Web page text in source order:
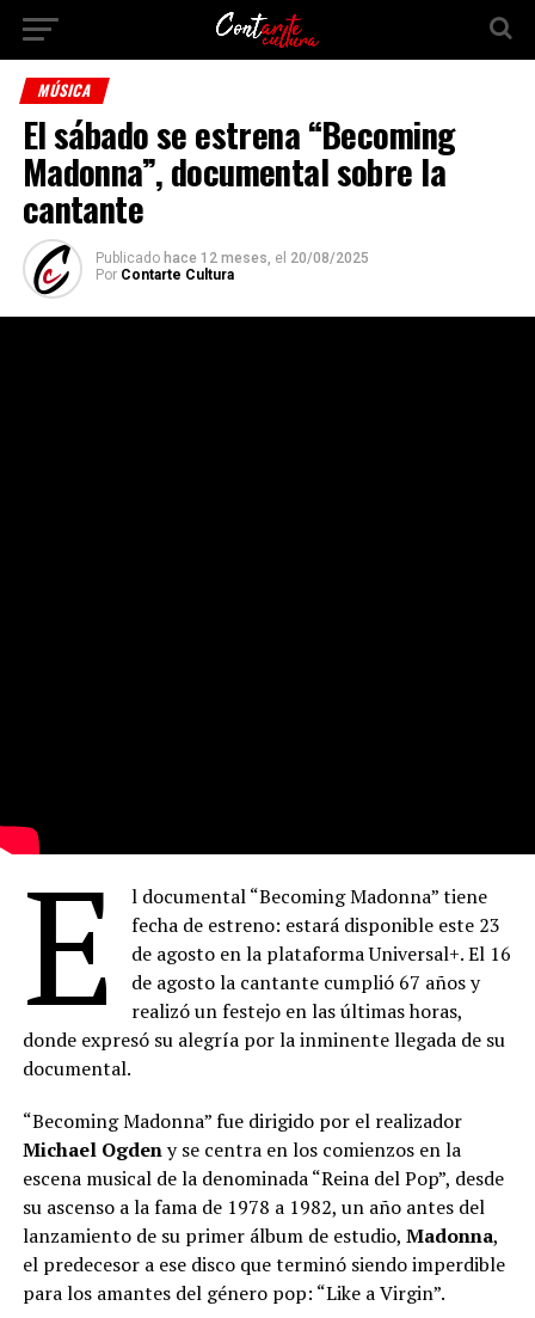
MÚSICA
El sábado se estrena “Becoming
Madonna”, documental sobre la
cantante
Publicado hace 12 meses, el 20/08/2025
Por Contarte Cultura
E
l documental “Becoming Madonna” tiene
fecha de estreno: estará disponible este 23
de agosto en la plataforma Universal+. El 16
de agosto la cantante cumplió 67 años y
realizó un festejo en las últimas horas,
donde expresó su alegría por la inminente llegada de su
documental.
“Becoming Madonna” fue dirigido por el realizador
Michael Ogdeny se centra en los comienzos en la
escena musical de la denominada “Reina del Pop”, desde
su ascenso a la fama de 1978 a 1982, un año antes del
lanzamiento de su primer álbum de estudio, Madonna,
el predecesor a ese disco que terminó siendo imperdible
para los amantes del género pop: “Like a Virgin”.